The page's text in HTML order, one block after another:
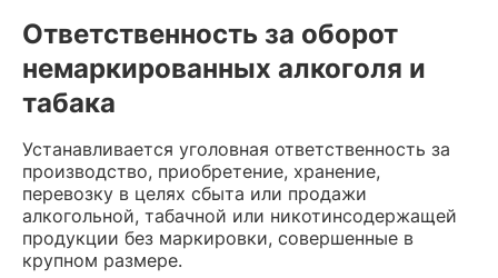
Ответственность за оборот
немаркированных алкоголя и
табака
Устанавливается уголовная ответственность за
производство, приобретение, хранение,
перевозку в целях сбыта или продажи
алкогольной, табачной или никотинсодержащей
продукции без маркировки, совершенные в
крупном размере.